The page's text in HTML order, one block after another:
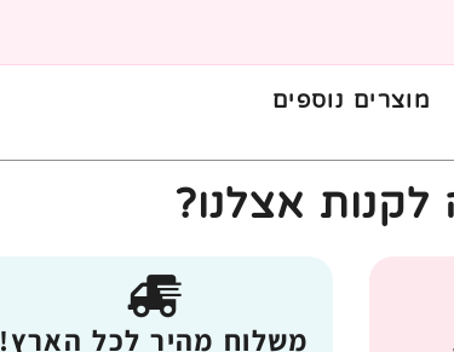
מוצרים נוספים
אצלנו?
משלוח מהיר לכל הארץ!